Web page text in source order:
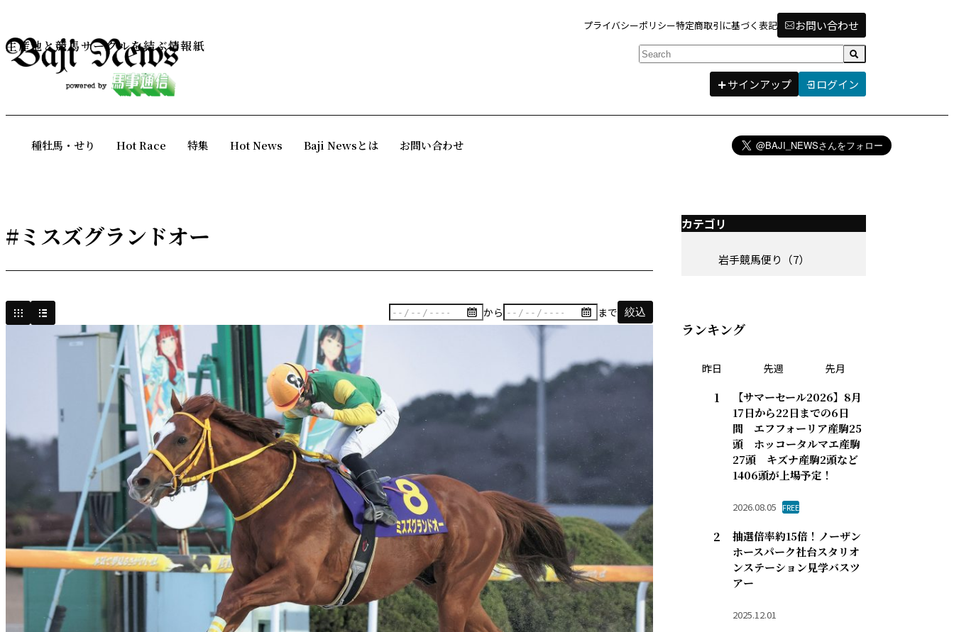
プライバシーポリシー特定商取引に基づく表記 お問い合わせ
生産地と競馬サークルを結ぶ情報紙
サインアップ ログイン
種牡馬・せり Hot Race 特集 Hot News Baji Newsとは お問い合わせ
#ミスズグランドオー
から まで 絞込
カテゴリ
岩手競馬便り（7）
ランキング
昨日 先週 先月
【サマーセール2026】8月
17日から22日までの6日
間 エフフォーリア産駒25
頭 ホッコータルマエ産駒
27頭 キズナ産駒2頭など
1406頭が上場予定！
2026.08.05 FREE
抽選倍率約15倍！ノーザン
ホースパーク社台スタリオ
ンステーション見学バスツ
アー
2025.12.01